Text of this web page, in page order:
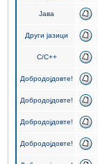
Јава
Други јазици
C/C++
Добродојдовте!
Добродојдовте!
Добродојдовте!
Добродојдовте!